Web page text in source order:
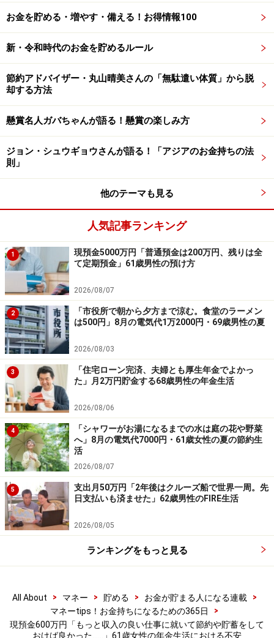
「なるべく子どもに迷惑をかけたくはな
い」
現役時代にもっとこうしておけばよかったことがある
か、との問いには「もっと収入の良い仕事に就いて節約
や貯蓄をしておけば良かったです。若い頃にギャンブル
にハマって散財しすぎました。病気でかなり治療費がか
かり、しっかり保険に加入していればもっと安く抑える
場合の入院費や治療費などの出費や、介護が必要になっ
た時の費用などが不安です。なるべく子どもに迷惑をか
けたくはないので」とコメント。
いっぽうで「新しく趣味ができ、友人も増え毎日が楽し
いです。毎日好きな事だけをして生活できストレスもな
くなりました」と今の生活の楽しみも教えてくれまし
た。
※皆さんの年金エピソードを募集中です。エピソードの
採用で3000円分のAmazonギフト券をもれなくプレゼン
ト。応募はこちら から
ーーーーーーーーーーーーーーーー
※本文カッコ内の回答者コメントは原文に準拠していま
す
※エピソードは投稿者の当時のものです。現在とはサー
ビスや金額などの情報が異なることがございます
※投稿エピソードのため、内容の正確性を保証するもの
※記事内容は執筆時点のものです。最新の内容をご確認くださ
本記事の内容は一般的な情報提供を目的としており、特定の金融
お金を貯める・増やす・備える！お得情報100
新・令和時代のお金を貯めるルール
節約アドバイザー・丸山晴美さんの「無駄遣い体質」から脱
却する方法
懸賞名人ガバちゃんが語る！懸賞の楽しみ方
ジョン・シュウギョウさんが語る！「アジアのお金持ちの法
則」
他のテーマも見る
人気記事ランキング
1
現預金5000万円「普通預金は200万円、残りは全
て定期預金」61歳男性の預け方
2026/08/07
2
「市役所で朝から夕方まで涼む。食堂のラーメン
は500円」8月の電気代1万2000円・69歳男性の夏
2026/08/03
3
「住宅ローン完済、夫婦とも厚生年金でよかっ
た」月2万円貯金する68歳男性の年金生活
2026/08/06
4
「シャワーがお湯になるまでの水は庭の花や野菜
へ」8月の電気代7000円・61歳女性の夏の節約生
活
2026/08/07
5
支出月50万円「2年後はクルーズ船で世界一周。先
日支払いも済ませた」62歳男性のFIRE生活
2026/08/05
ランキングをもっと見る
All About > マネー > 貯める > お金が貯まる人になる連載
>
マネーtips！お金持ちになるための365日
>
現預金600万円「もっと収入の良い仕事に就いて節約や貯蓄をして
おけば良かった……」61歳女性の年金生活における不安